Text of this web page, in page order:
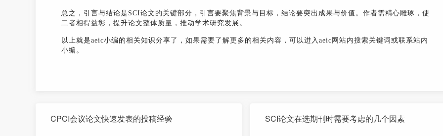
总之，引言与结论是SCI论文的关键部分，引言要聚焦背景与目标，结论要突出成果与价值。作者需精心雕琢，使
二者相得益彰，提升论文整体质量，推动学术研究发展。
以上就是aeic小编的相关知识分享了，如果需要了解更多的相关内容，可以进入aeic网站内搜索关键词或联系站内
小编。
CPCI会议论文快速发表的投稿经验 SCI论文在选期刊时需要考虑的几个因素